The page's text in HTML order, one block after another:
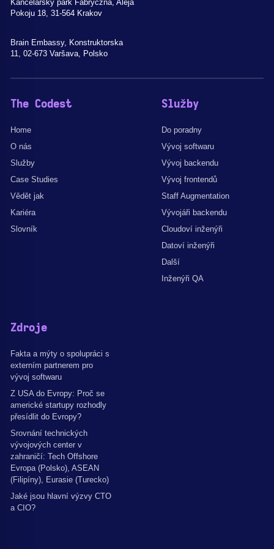
Kancelářský park Fabryczna, Aleja
Pokoju 18, 31-564 Krakov
Brain Embassy, Konstruktorska
11, 02-673 Varšava, Polsko
The Codest
Home
O nás
Služby
Case Studies
Vědět jak
Kariéra
Slovník
Služby
Do poradny
Vývoj softwaru
Vývoj backendu
Vývoj frontendů
Staff Augmentation
Vývojáři backendu
Cloudoví inženýři
Datoví inženýři
Další
Inženýři QA
Zdroje
Fakta a mýty o spolupráci s
externím partnerem pro
vývoj softwaru
Z USA do Evropy: Proč se
americké startupy rozhodly
přesídlit do Evropy?
Srovnání technických
vývojových center v
zahraničí: Tech Offshore
Evropa (Polsko), ASEAN
(Filipíny), Eurasie (Turecko)
Jaké jsou hlavní výzvy CTO
a CIO?